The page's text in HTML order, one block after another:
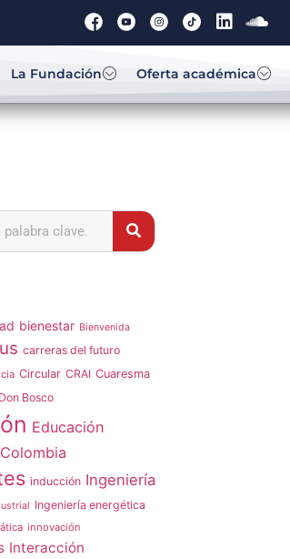
de herramientas
La Fundación Oferta académica
bienestar Bienvenida
carreras del futuro
Circular CRAI Cuaresma
Don Bosco
Educación
inducción Ingeniería
Ingeniería energética
innovación
Interacción